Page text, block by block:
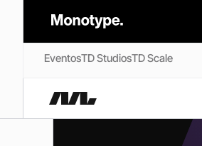
EventosTD StudiosTD Scale